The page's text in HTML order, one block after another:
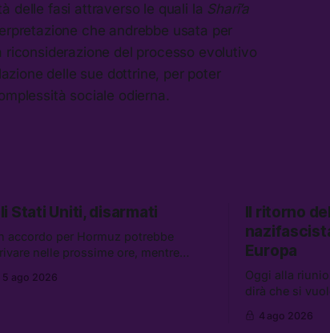
delle fasi attraverso le quali la Sharī’a
che andrebbe usata per
del processo evolutivo
delle sue dottrine, per poter
sociale odierna.
Stati Uniti, disarmati
accordo per Hormuz potrebbe
nelle prossime ore, mentre
Stati Uniti come disarmati. Tra le
5 ago 2026
Il ritorno
Europa
Oggi alla
dirà che si
migranti. Tra le
4 ago 2026